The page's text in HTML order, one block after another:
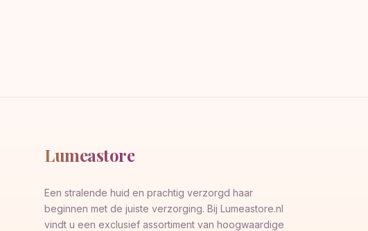
Lumeastore
Een stralende huid en prachtig verzorgd haar
beginnen met de juiste verzorging. Bij Lumeastore.nl
vindt u een exclusief assortiment van hoogwaardige